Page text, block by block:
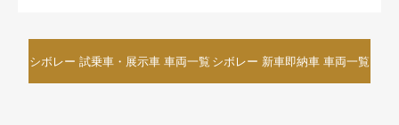
シボレー 試乗車・展示車 車両一覧 シボレー 新車即納車 車両一覧